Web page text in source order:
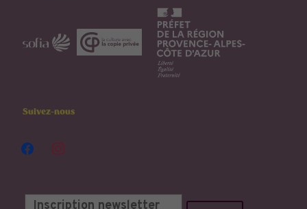
Suivez-nous
facebookinstagram